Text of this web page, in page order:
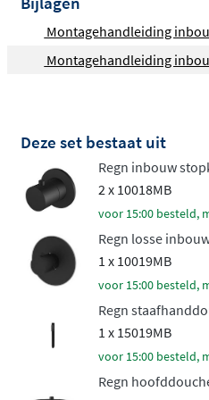
Compleet samen te
wens
kiezen voor een wandsteun of
handdouche. Zo creëer je een
aansluit bij jouw badkamer en
Hoogwaardige
meerdere kleuren
De set is beschikbaar in
nikkel en geborsteld goud
vindt die bij jouw interieur
vervaardigd uit duurzaam
Montagehandleiding
Montagehandleiding
Deze set bestaat uit
Regn inbouw
2 x 10018MB
voor 15:00 besteld,
Regn losse
1 x 10019MB
voor 15:00 besteld,
Regn
1 x 15019MB
voor 15:00 besteld,
Regn